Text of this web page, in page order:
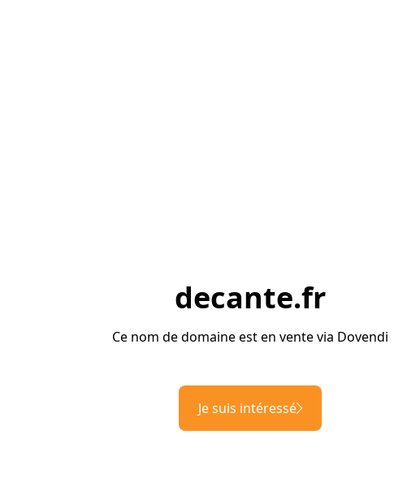
decante.fr
Ce nom de domaine est en vente via Dovendi
Je suis intéressé